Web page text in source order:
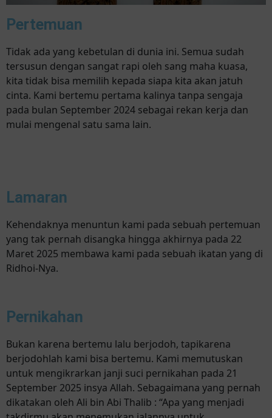
Pertemuan
Tidak ada yang kebetulan di dunia ini. Semua sudah
tersusun dengan sangat rapi oleh sang maha kuasa,
kita tidak bisa memilih kepada siapa kita akan jatuh
cinta. Kami bertemu pertama kalinya tanpa sengaja
pada bulan September 2024 sebagai rekan kerja dan
mulai mengenal satu sama lain.
Lamaran
Kehendaknya menuntun kami pada sebuah pertemuan
yang tak pernah disangka hingga akhirnya pada 22
Maret 2025 membawa kami pada sebuah ikatan yang di
Ridhoi-Nya.
Pernikahan
Bukan karena bertemu lalu berjodoh, tapikarena
berjodohlah kami bisa bertemu. Kami memutuskan
untuk mengikrarkan janji suci pernikahan pada 21
September 2025 insya Allah. Sebagaimana yang pernah
dikatakan oleh Ali bin Abi Thalib : “Apa yang menjadi